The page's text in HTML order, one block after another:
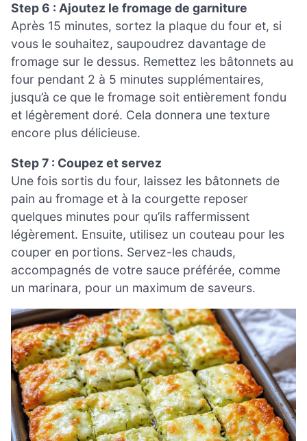
Step 6 : Ajoutez le fromage de garniture
Après 15 minutes, sortez la plaque du four et, si
vous le souhaitez, saupoudrez davantage de
fromage sur le dessus. Remettez les bâtonnets au
four pendant 2 à 5 minutes supplémentaires,
jusqu’à ce que le fromage soit entièrement fondu
et légèrement doré. Cela donnera une texture
encore plus délicieuse.
Step 7 : Coupez et servez
Une fois sortis du four, laissez les bâtonnets de
pain au fromage et à la courgette reposer
quelques minutes pour qu’ils raffermissent
légèrement. Ensuite, utilisez un couteau pour les
couper en portions. Servez-les chauds,
accompagnés de votre sauce préférée, comme
un marinara, pour un maximum de saveurs.